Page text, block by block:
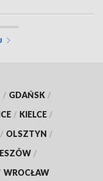
/ GDAŃSK /
/ KIELCE /
/ OLSZTYN /
/
WROCŁAW